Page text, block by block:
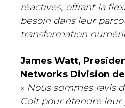
réactives, offrant la
besoin dans leur
transformation
James Watt,
Networks Division
« Nous sommes ravis
Colt pour étendre